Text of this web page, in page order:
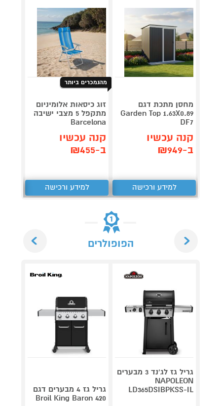
מחסן מתכת דגם
Garden Top 1.63X0.89
DF7
קנה עכשיו
ב-₪949
למידע ורכישה
מהנמכרים ביותר
זוג כיסאות אלומיניום
מתקפל 5 מצבי ישיבה
Barcelona
קנה עכשיו
ב-₪455
למידע ורכישה
הפופולרים
גריל גז לג'נד 3 מבערים
NAPOLEON
LD365DSIBPKSS-IL
גריל גז 4 מבערים דגם
Broil King Baron 420